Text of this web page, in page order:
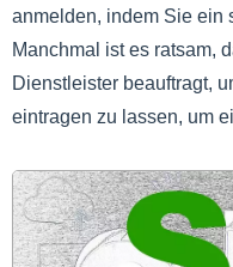
anmelden, indem Sie ein
Manchmal ist es ratsam,
Dienstleister beauftragt,
eintragen zu lassen, um